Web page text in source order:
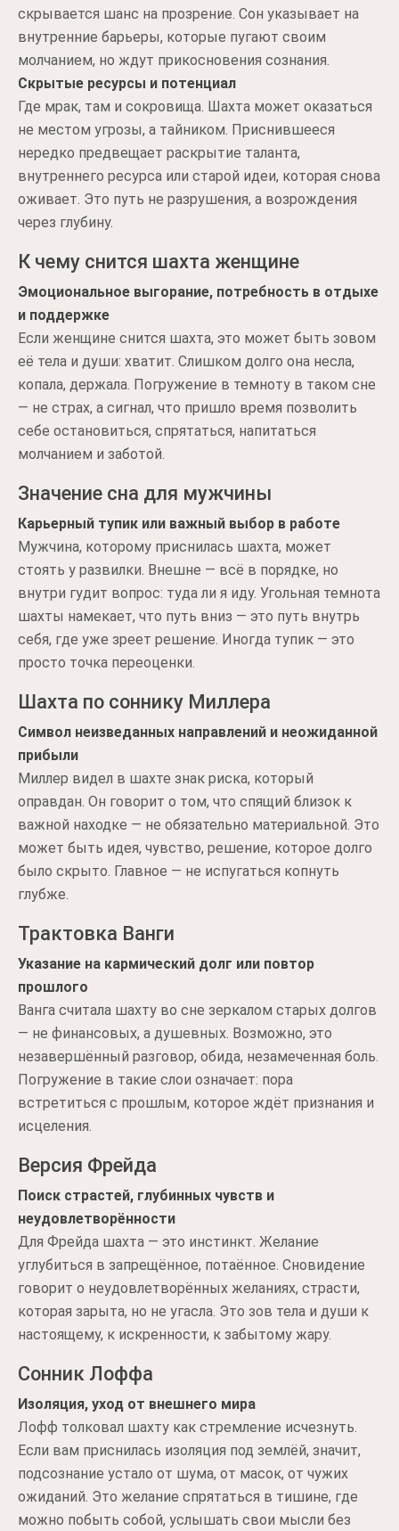
скрывается шанс на прозрение. Сон указывает на
внутренние барьеры, которые пугают своим
молчанием, но ждут прикосновения сознания.
Скрытые ресурсы и потенциал
Где мрак, там и сокровища. Шахта может оказаться
не местом угрозы, а тайником. Приснившееся
нередко предвещает раскрытие таланта,
внутреннего ресурса или старой идеи, которая снова
оживает. Это путь не разрушения, а возрождения
через глубину.
К чему снится шахта женщине
Эмоциональное выгорание, потребность в отдыхе
и поддержке
Если женщине снится шахта, это может быть зовом
её тела и души: хватит. Слишком долго она несла,
копала, держала. Погружение в темноту в таком сне
— не страх, а сигнал, что пришло время позволить
себе остановиться, спрятаться, напитаться
молчанием и заботой.
Значение сна для мужчины
Карьерный тупик или важный выбор в работе
Мужчина, которому приснилась шахта, может
стоять у развилки. Внешне — всё в порядке, но
внутри гудит вопрос: туда ли я иду. Угольная темнота
шахты намекает, что путь вниз — это путь внутрь
себя, где уже зреет решение. Иногда тупик — это
просто точка переоценки.
Шахта по соннику Миллера
Символ неизведанных направлений и неожиданной
прибыли
Миллер видел в шахте знак риска, который
оправдан. Он говорит о том, что спящий близок к
важной находке — не обязательно материальной. Это
может быть идея, чувство, решение, которое долго
было скрыто. Главное — не испугаться копнуть
глубже.
Трактовка Ванги
Указание на кармический долг или повтор
прошлого
Ванга считала шахту во сне зеркалом старых долгов
— не финансовых, а душевных. Возможно, это
незавершённый разговор, обида, незамеченная боль.
Погружение в такие слои означает: пора
встретиться с прошлым, которое ждёт признания и
исцеления.
Версия Фрейда
Поиск страстей, глубинных чувств и
неудовлетворённости
Для Фрейда шахта — это инстинкт. Желание
углубиться в запрещённое, потаённое. Сновидение
говорит о неудовлетворённых желаниях, страсти,
которая зарыта, но не угасла. Это зов тела и души к
настоящему, к искренности, к забытому жару.
Сонник Лоффа
Изоляция, уход от внешнего мира
Лофф толковал шахту как стремление исчезнуть.
Если вам приснилась изоляция под землёй, значит,
подсознание устало от шума, от масок, от чужих
ожиданий. Это желание спрятаться в тишине, где
можно побыть собой, услышать свои мысли без